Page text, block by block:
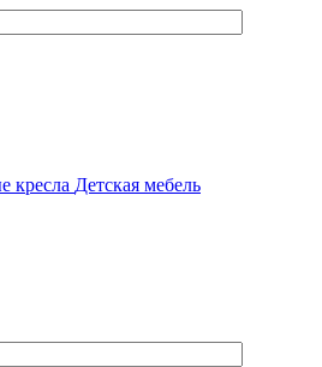
кресла Детская мебель